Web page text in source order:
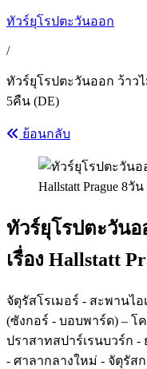
ทัวร์ยุโรปตะวันออก
/
ทัวร์ยุโรปตะวันออก ว้าวไ
5คืน (DE)
ย้อนกลับ
ทัวร์ยุโรปตะวันอ
เรื่อง Hallstatt
จัตุรัสโรเมอร์ - สะพานไ
(ซังกอร์ - บอบพาร์ด) –
ปราสาทสปาร์เรนบวร์ก -
- ศาลากลางใหม่ - จัตุรัส